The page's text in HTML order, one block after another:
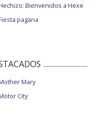
Bienvenidos a Hexe
pagäna
Mary
City